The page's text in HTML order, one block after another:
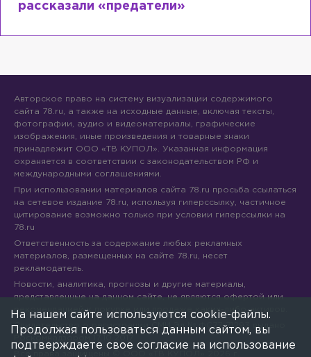
рассказали «предатели»
Авторское право на систему визуализации содержимого
сайта 78.ru, а также на исходные данные, включая тексты,
фотографии, аудио и видеоматериалы, графические
изображения, иные произведения и товарные знаки
принадлежит ООО «ТВ КУПОЛ». Указанная информация
охраняется в соответствии с законодательством РФ и
международными соглашениями.
При использовании материалов сайта 78.ru просьба ссылаться
на сетевое издание 78.ru, используя гиперссылку, частичное
цитирование возможно только при условии гиперссылки на
78.ru
Ответственность за содержание любых рекламных
материалов, размещенных на сайте 78.ru, несет
рекламодатель.
Новости, аналитика, прогнозы и другие материалы,
представленные на данном сайте, не являются офертой или
рекомендацией к покупке или продаже каких-либо активов.
Свидетельство о регистрации СМИ Эл № ФС77-71293 выдано
Все права защищены © ООО «ТВ КУПОЛ»
На нашем сайте используются cookie-файлы.
Продолжая пользоваться данным сайтом, вы
подтверждаете свое согласие на использование